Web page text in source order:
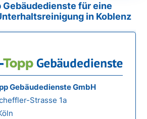
Gebäudedienste für eine
in Koblenz
Gebäudedienste GmbH
Strasse 1a